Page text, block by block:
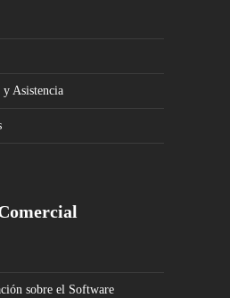
Asistencia
sobre el Software